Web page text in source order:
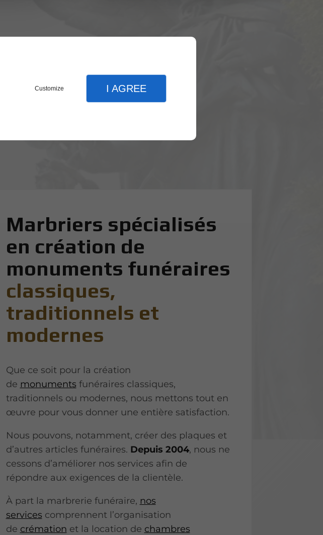
Customize I AGREE
Marbriers spécialisés
en création de
monuments funéraires
classiques,
traditionnels et
modernes
Que ce soit pour la création
de monuments funéraires classiques,
traditionnels ou modernes, nous mettons tout en
œuvre pour vous donner une entière satisfaction.
Nous pouvons, notamment, créer des plaques et
d’autres articles funéraires. Depuis 2004, nous ne
cessons d’améliorer nos services afin de
répondre aux exigences de la clientèle.
À part la marbrerie funéraire, nos
services comprennent l’organisation
de crémation et la location de chambres